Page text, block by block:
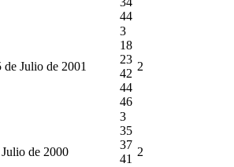
44
Julio de 2001
3
18
23
42
44
46
2
de 2000
3
35
37
41
2